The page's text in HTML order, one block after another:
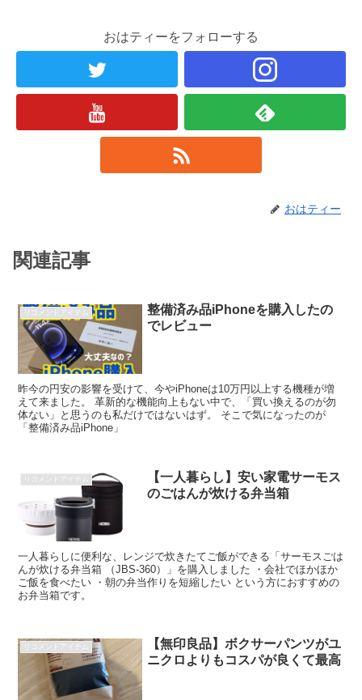
おはティーをフォローする
おはティー
関連記事
リコメンドアイテム
整備済み品iPhoneを購入したの
でレビュー
昨今の円安の影響を受けて、今やiPhoneは10万円以上する機種が増
えて来ました。 革新的な機能向上もない中で、「買い換えるのが勿
体ない」と思うのも私だけではないはず。 そこで気になったのが
「整備済み品iPhone」
リコメンドアイテム
【一人暮らし】安い家電サーモス
のごはんが炊ける弁当箱
一人暮らしに便利な、レンジで炊きたてご飯ができる「サーモスごは
んが炊ける弁当箱 （JBS-360）」を購入しました ・会社でほかほか
ご飯を食べたい ・朝の弁当作りを短縮したい という方におすすめの
お弁当箱です。
リコメンドアイテム
【無印良品】ボクサーパンツがユ
ニクロよりもコスパが良くて最高